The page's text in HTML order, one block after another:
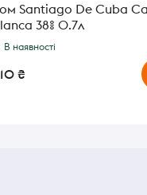
Santiago De Cuba
38% 0.7л
В наявності
₴